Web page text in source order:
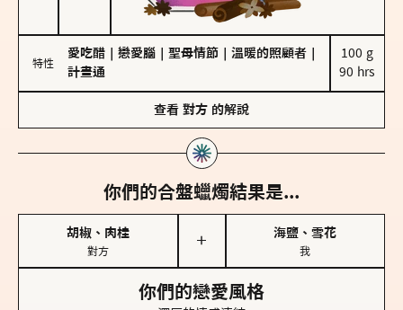
特性
愛吃醋 戀愛腦 聖母情節 溫暖的照顧者
計畫通
100 g
90 hrs
查看 對方 的解說
你們的合盤蠟燭結果是...
胡椒、肉桂
對方
＋
海鹽、雪花
我
你們的戀愛風格